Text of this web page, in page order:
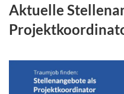
Aktuelle